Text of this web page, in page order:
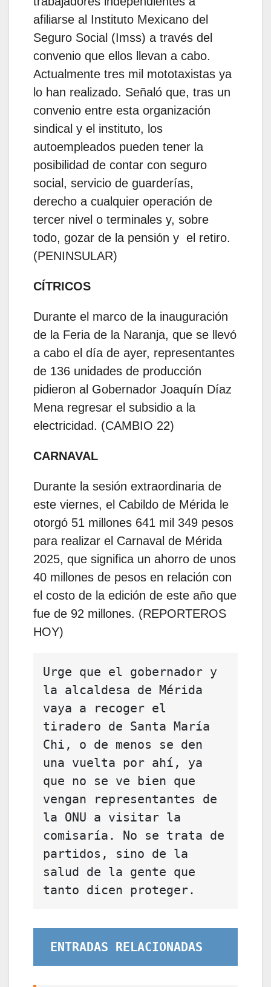
afiliarse al Instituto Mexicano del
Seguro Social (Imss) a través del
convenio que ellos llevan a cabo.
Actualmente tres mil mototaxistas ya
lo han realizado. Señaló que, tras un
convenio entre esta organización
sindical y el instituto, los
autoempleados pueden tener la
posibilidad de contar con seguro
social, servicio de guarderías,
derecho a cualquier operación de
tercer nivel o terminales y, sobre
todo, gozar de la pensión y el retiro.
(PENINSULAR)
CÍTRICOS
Durante el marco de la inauguración
de la Feria de la Naranja, que se llevó
a cabo el día de ayer, representantes
de 136 unidades de producción
pidieron al Gobernador Joaquín Díaz
Mena regresar el subsidio a la
electricidad. (CAMBIO 22)
CARNAVAL
Durante la sesión extraordinaria de
este viernes, el Cabildo de Mérida le
otorgó 51 millones 641 mil 349 pesos
para realizar el Carnaval de Mérida
2025, que significa un ahorro de unos
40 millones de pesos en relación con
el costo de la edición de este año que
fue de 92 millones. (REPORTEROS
HOY)
Urge que el gobernador y
la alcaldesa de Mérida
vaya a recoger el
tiradero de Santa María
Chi, o de menos se den
una vuelta por ahí, ya
que no se ve bien que
vengan representantes de
la ONU a visitar la
comisaría. No se trata de
partidos, sino de la
salud de la gente que
tanto dicen proteger.
ENTRADAS RELACIONADAS